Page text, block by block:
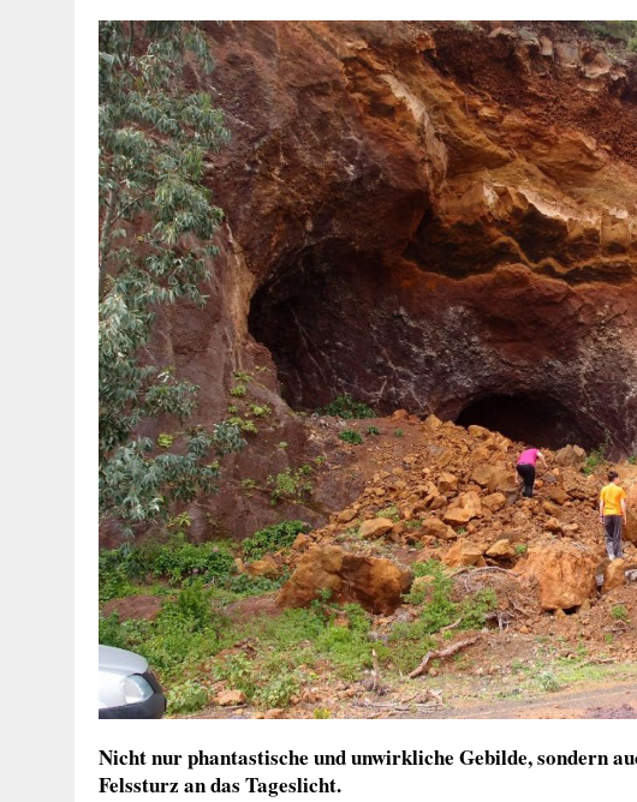
Nicht nur phantastische und unwirkliche Gebilde, sondern
Felssturz an das Tageslicht.